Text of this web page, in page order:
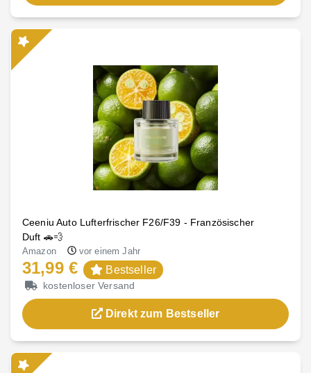
Ceeniu Auto Lufterfrischer F26/F39 - Französischer
Duft 🚗💨
Amazon vor einem Jahr
31,99 € Bestseller
kostenloser Versand
Direkt zum Bestseller